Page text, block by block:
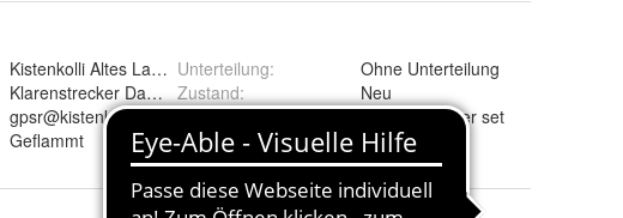
Kistenkolli Altes Land GmbH
Klarenstrecker Damm 20, 21684 Stade, Deutschland
gpsr@kistenkontor.de
Geflammt
Unterteilung:
Ohne Unterteilung
Zustand:
Neu
Anzahl: 1er set und 3er set